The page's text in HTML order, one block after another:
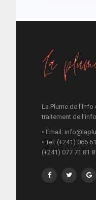
La Plume de
traitement de
• Email:
• Tel: (+241) 066
(+241) 077 71 81